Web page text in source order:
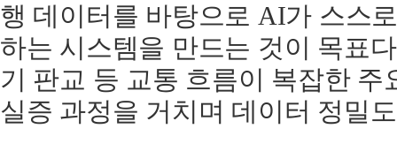
행 데이터를 바탕으로 AI가 스스
하는 시스템을 만드는 것이 목표
기 판교 등 교통 흐름이 복잡한 주
실증 과정을 거치며 데이터 정밀